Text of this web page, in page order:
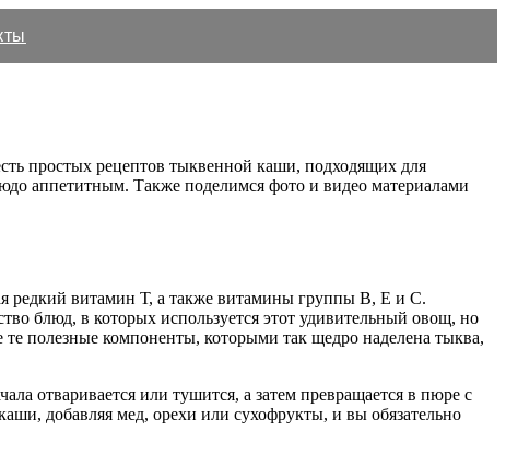
простых рецептов тыквенной каши, подходящих для
аппетитным. Также поделимся фото и видео материалами
редкий витамин Т, а также витамины группы В, Е и С.
блюд, в которых используется этот удивительный овощ, но
полезные компоненты, которыми так щедро наделена тыква,
отваривается или тушится, а затем превращается в пюре с
добавляя мед, орехи или сухофрукты, и вы обязательно